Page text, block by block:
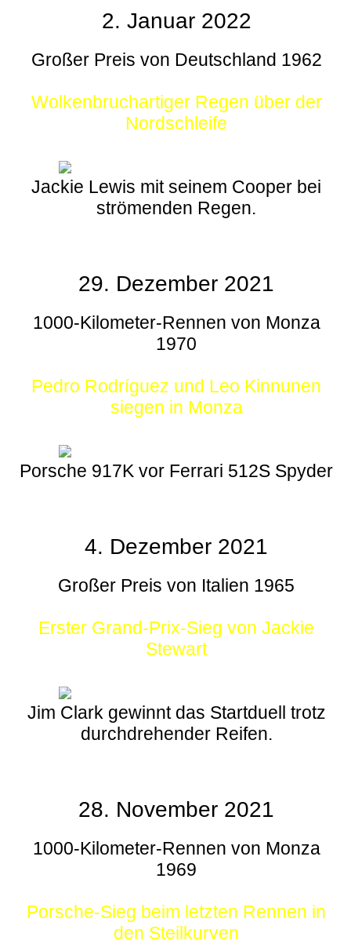
2. Januar 2022
Großer Preis von Deutschland 1962
Wolkenbruchartiger Regen über der
Nordschleife
Jackie Lewis mit seinem Cooper bei
strömenden Regen.
29. Dezember 2021
1000-Kilometer-Rennen von Monza
1970
Pedro Rodríguez und Leo Kinnunen
siegen in Monza
Porsche 917K vor Ferrari 512S Spyder
4. Dezember 2021
Großer Preis von Italien 1965
Erster Grand-Prix-Sieg von Jackie
Stewart
Jim Clark gewinnt das Startduell trotz
durchdrehender Reifen.
28. November 2021
1000-Kilometer-Rennen von Monza
1969
Porsche-Sieg beim letzten Rennen in
den Steilkurven